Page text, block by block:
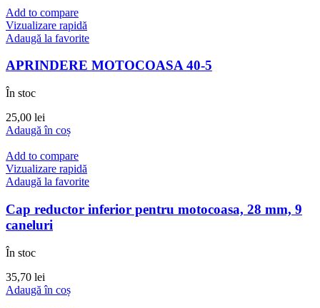
Add to compare
Vizualizare rapidă
Adaugă la favorite
APRINDERE MOTOCOASA 40-5
În stoc
25,00 lei
Adaugă în coș
Add to compare
Vizualizare rapidă
Adaugă la favorite
Cap reductor inferior pentru motocoasa, 28 mm, 9
caneluri
În stoc
35,70 lei
Adaugă în coș